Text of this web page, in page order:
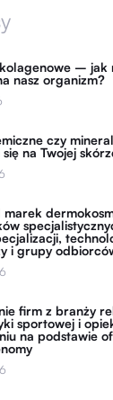
– jak
nasz organizm?
czy
na Twojej
marek
i grupy
firm z branży
sportowej i
na podstawie